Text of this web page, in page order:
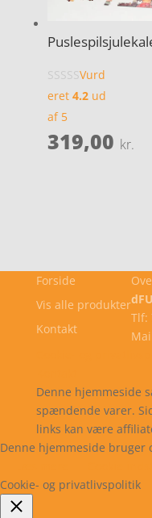
Vurd
eret 4.2ud
af 5
319,00 kr.
Forside
Vis alle produkter
Kontakt
Tlf:
Denne hjemmeside
spændende varer.
links kan være
Denne hjemmeside bruger
Cookie- og privatlivspolitik